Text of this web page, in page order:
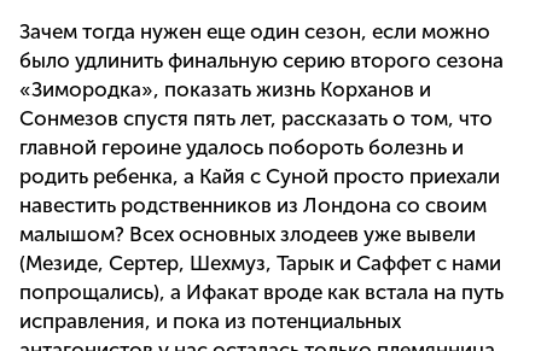
Зачем тогда нужен еще один сезон, если можно
было удлинить финальную серию второго сезона
«Зимородка», показать жизнь Корханов и
Сонмезов спустя пять лет, рассказать о том, что
главной героине удалось побороть болезнь и
родить ребенка, а Кайя с Суной просто приехали
навестить родственников из Лондона со своим
малышом? Всех основных злодеев уже вывели
(Мезиде, Сертер, Шехмуз, Тарык и Саффет с нами
попрощались), а Ифакат вроде как встала на путь
исправления, и пока из потенциальных